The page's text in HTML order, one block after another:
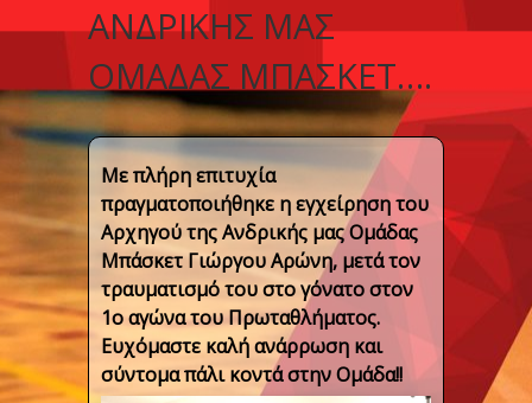
ΑΝΔΡΙΚΉΣ ΜΑΣ
ΟΜΆΔΑΣ ΜΠΆΣΚΕΤ….
Με πλήρη επιτυχία
πραγματοποιήθηκε η εγχείρηση του
Αρχηγού της Ανδρικής μας Ομάδας
Μπάσκετ Γιώργου Αρώνη, μετά τον
τραυματισμό του στο γόνατο στον
1ο αγώνα του Πρωταθλήματος.
Ευχόμαστε καλή ανάρρωση και
σύντομα πάλι κοντά στην Ομάδα!!